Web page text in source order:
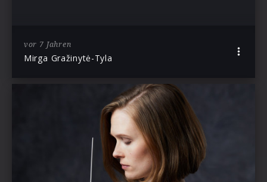
vor 7 Jahren
Mirga Gražinytė-Tyla